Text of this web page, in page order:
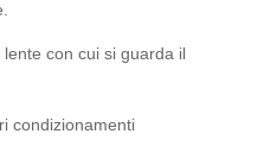
con cui si guarda il
condizionamenti